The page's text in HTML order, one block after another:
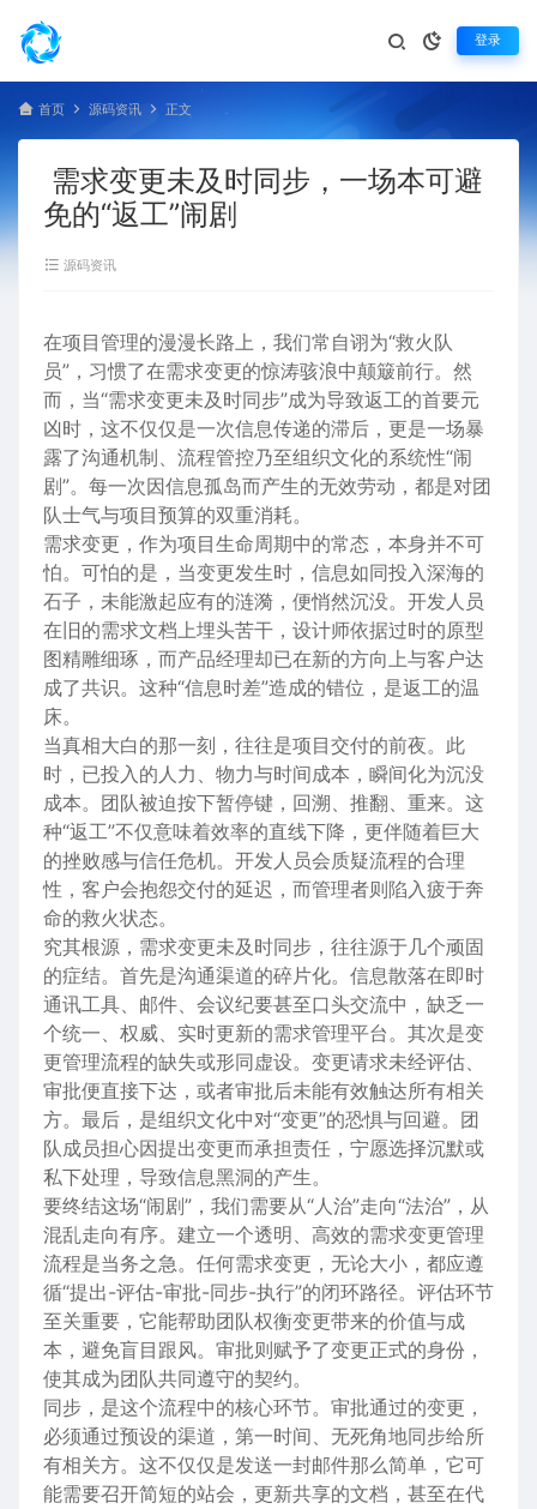
登录
首页 源码资讯 正文
需求变更未及时同步，一场本可避
免的“返工”闹剧
源码资讯
在项目管理的漫漫长路上，我们常自诩为“救火队
员”，习惯了在需求变更的惊涛骇浪中颠簸前行。然
而，当“需求变更未及时同步”成为导致返工的首要元
凶时，这不仅仅是一次信息传递的滞后，更是一场暴
露了沟通机制、流程管控乃至组织文化的系统性“闹
剧”。每一次因信息孤岛而产生的无效劳动，都是对团
队士气与项目预算的双重消耗。
需求变更，作为项目生命周期中的常态，本身并不可
怕。可怕的是，当变更发生时，信息如同投入深海的
石子，未能激起应有的涟漪，便悄然沉没。开发人员
在旧的需求文档上埋头苦干，设计师依据过时的原型
图精雕细琢，而产品经理却已在新的方向上与客户达
成了共识。这种“信息时差”造成的错位，是返工的温
床。
当真相大白的那一刻，往往是项目交付的前夜。此
时，已投入的人力、物力与时间成本，瞬间化为沉没
成本。团队被迫按下暂停键，回溯、推翻、重来。这
种“返工”不仅意味着效率的直线下降，更伴随着巨大
的挫败感与信任危机。开发人员会质疑流程的合理
性，客户会抱怨交付的延迟，而管理者则陷入疲于奔
命的救火状态。
究其根源，需求变更未及时同步，往往源于几个顽固
的症结。首先是沟通渠道的碎片化。信息散落在即时
通讯工具、邮件、会议纪要甚至口头交流中，缺乏一
个统一、权威、实时更新的需求管理平台。其次是变
更管理流程的缺失或形同虚设。变更请求未经评估、
审批便直接下达，或者审批后未能有效触达所有相关
方。最后，是组织文化中对“变更”的恐惧与回避。团
队成员担心因提出变更而承担责任，宁愿选择沉默或
私下处理，导致信息黑洞的产生。
要终结这场“闹剧”，我们需要从“人治”走向“法治”，从
混乱走向有序。建立一个透明、高效的需求变更管理
流程是当务之急。任何需求变更，无论大小，都应遵
循“提出-评估-审批-同步-执行”的闭环路径。评估环节
至关重要，它能帮助团队权衡变更带来的价值与成
本，避免盲目跟风。审批则赋予了变更正式的身份，
使其成为团队共同遵守的契约。
同步，是这个流程中的核心环节。审批通过的变更，
必须通过预设的渠道，第一时间、无死角地同步给所
有相关方。这不仅仅是发送一封邮件那么简单，它可
能需要召开简短的站会，更新共享的文档，甚至在代